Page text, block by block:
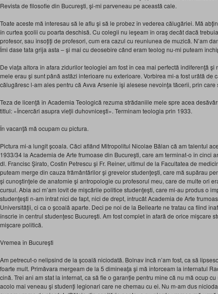
Revista de filosofie din Bucureşti, şi-mi parveneau pe această cale.
Toate aceste mă interesau să le aflu şi să le probez în vederea călugăriei. Mă
în curtea şcolii cu poarta deschisă. Cu colegii nu ieşeam în oraş decât dacă
profesor, sau însoţiţi de profesori, cum era cazul cu reuniunea de muzică. N’am
Îmi dase tata grija asta – şi mai cu deosebire când eram teolog nu-mi puteam
De viaţa altora în afara zidurilor teologiei am fost în cea mai perfectă indiferenţă şi
mele erau şi sunt până astăzi interioare nu exterioare. Vorbirea mi-a fost urâtă de
călugăresc l-am ales pentru că Avva Arsenie îşi alesese nevoinţa tăcerii, prin care
Teza de licenţă în Academia Teologică rezuma strădaniile mele spre acea
titlul: «Încercări asupra vieţii duhovniceşti». Terminam teologia prin 1933.
În vacanţă mă ocupam cu pictura.
Pictura mi-a lungit şcoala. Căci aflând Mitropolitul Nicolae Bălan că am talentul
1933/34 la Academia de Arte frumoase din Bucureşti, care am terminat-o în cinci
dl. Francisc Şirato, Costin Petrescu şi Fr. Reiner, ultimul de la Facultatea de
puteam merge din cauza frământărilor şi grevelor studenţeşti, care mă supărau
şi cunoştinţele de anatomie şi antropologie cu profesorul meu, care de multe ori
cursul. Abia aci m’am lovit de mişcările politice studenţeşti, care mi-au produs o
studenţeşti n-am intrat nici de fapt, nici de drept, întrucât Academia de Arte
Universităţii, ci ca o şcoală aparte. Deci pe noi de la Bellearte ne tratau ca fiind
înscrie în centrul studenţesc Bucureşti. Am fost complet în afară de orice mişcare
mişcare politică.
Vremea în Bucureşti
Am petrecut-o nelipsind de la şcoală niciodată. Bolnav încă n’am fost, ca să
foarte mult. Primăvara mergeam de la 5 dimineaţa şi mă întorceam la internatul
cină. Trei ani am stat la internat, ca să fie o garanţie pentru mine că nu mă ocup
acolo mai veneau şi studenţi legionari care ne chemau cu ei. Nu m-am dus